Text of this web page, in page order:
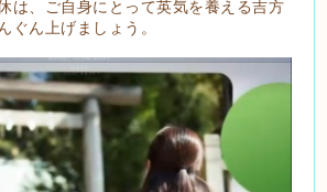
は、ご自身にとって英気を養える吉方
ぐん上げましょう。